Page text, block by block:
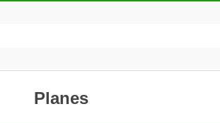
Planes